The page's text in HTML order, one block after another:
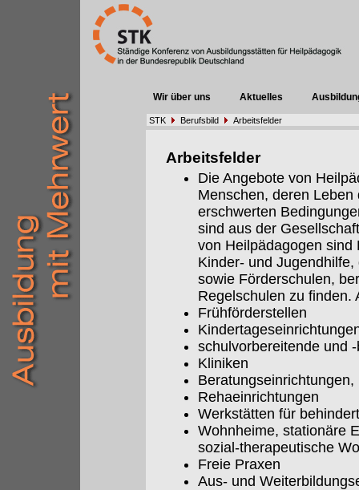
Wir über uns Aktuelles
STK Berufsbild Arbeitsfelder
Arbeitsfelder
Die Angebote von
Menschen, deren
erschwerten
sind aus der
von Heilpädagogen sind
Kinder- und
sowie Förderschulen,
Regelschulen zu finden.
Frühförderstellen
schulvorbereitende und
Kliniken
Beratungseinrichtungen,
Rehaeinrichtungen
Werkstätten für
Wohnheime, stationäre
sozial-therapeutische
Freie Praxen
Aus- und